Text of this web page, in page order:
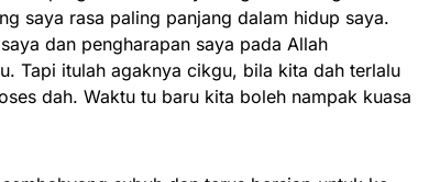
saya rasa paling panjang dalam hidup saya.
dan pengharapan saya pada Allah
Tapi itulah agaknya cikgu, bila kita dah terlalu
dah. Waktu tu baru kita boleh nampak kuasa